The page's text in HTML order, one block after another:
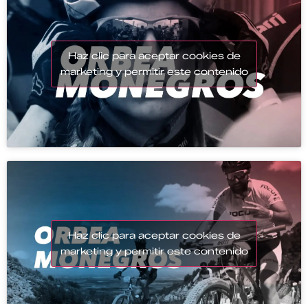
Haz clic para aceptar cookies de
marketing y permitir este contenido
Haz clic para aceptar cookies de
marketing y permitir este contenido